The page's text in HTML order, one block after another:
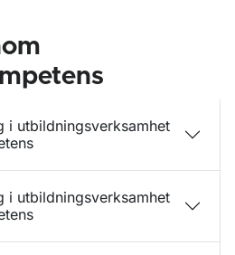
i utbildningsverksamhet
i utbildningsverksamhet